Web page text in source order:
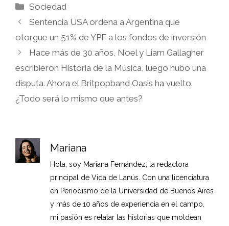
Categorías
Sociedad
Sentencia USA ordena a Argentina que
otorgue un 51% de YPF a los fondos de inversión
Hace más de 30 años, Noel y Liam Gallagher
escribieron Historia de la Música, luego hubo una
disputa. Ahora el Britpopband Oasis ha vuelto.
¿Todo será lo mismo que antes?
Mariana
Hola, soy Mariana Fernández, la redactora
principal de Vida de Lanús. Con una licenciatura
en Periodismo de la Universidad de Buenos Aires
y más de 10 años de experiencia en el campo,
mi pasión es relatar las historias que moldean